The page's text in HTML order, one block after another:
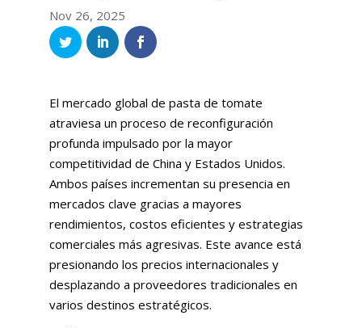
Nov 26, 2025
El mercado global de pasta de tomate
atraviesa un proceso de reconfiguración
profunda impulsado por la mayor
competitividad de China y Estados Unidos.
Ambos países incrementan su presencia en
mercados clave gracias a mayores
rendimientos, costos eficientes y estrategias
comerciales más agresivas. Este avance está
presionando los precios internacionales y
desplazando a proveedores tradicionales en
varios destinos estratégicos.